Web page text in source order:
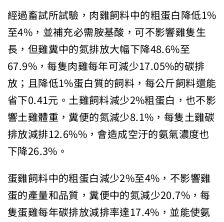
經過畜試所試驗，肉雞飼料中的粗蛋白降低1%
至4%，並補充必需胺基酸，可不影響雞隻生
長，但雞糞中的氮排放大幅下降48.6%至
67.9%，每隻肉雞每年可減少17.05%的碳排
放；且降低1%蛋白質的飼料，每公斤飼料還能
省下0.41元。土雞飼料減少2%粗蛋白，也不影
響土雞體重，糞便的氮減少8.1%，每隻土雞碳
排放減排12.6%%，會造成空汙的氨氣濃度也
下降26.3%。
蛋雞飼料中的粗蛋白減少2%至4%，不影響雞
蛋的產量和品質，糞便中的氮減少20.7%，每
隻蛋雞每年碳排放減排率達17.4%，並能使氨